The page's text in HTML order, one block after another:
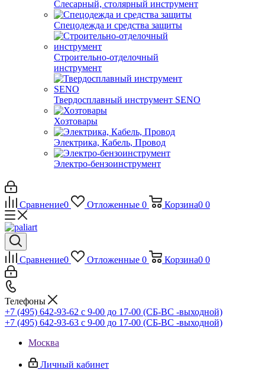
Слесарный, столярный инструмент
Спецодежда и средства защиты
Строительно-отделочный
инструмент
Твердосплавный инструмент SENO
Хозтовары
Электрика, Кабель, Провод
Электро-бензоинструмент
Сравнение0 Отложенные 0 Корзина0 0
Сравнение0 Отложенные 0 Корзина0 0
Телефоны
+7 (495) 642-93-62 c 9-00 до 17-00 (СБ-ВС -выходной)
+7 (495) 642-93-63 c 9-00 до 17-00 (СБ-ВС -выходной)
Москва
Личный кабинет